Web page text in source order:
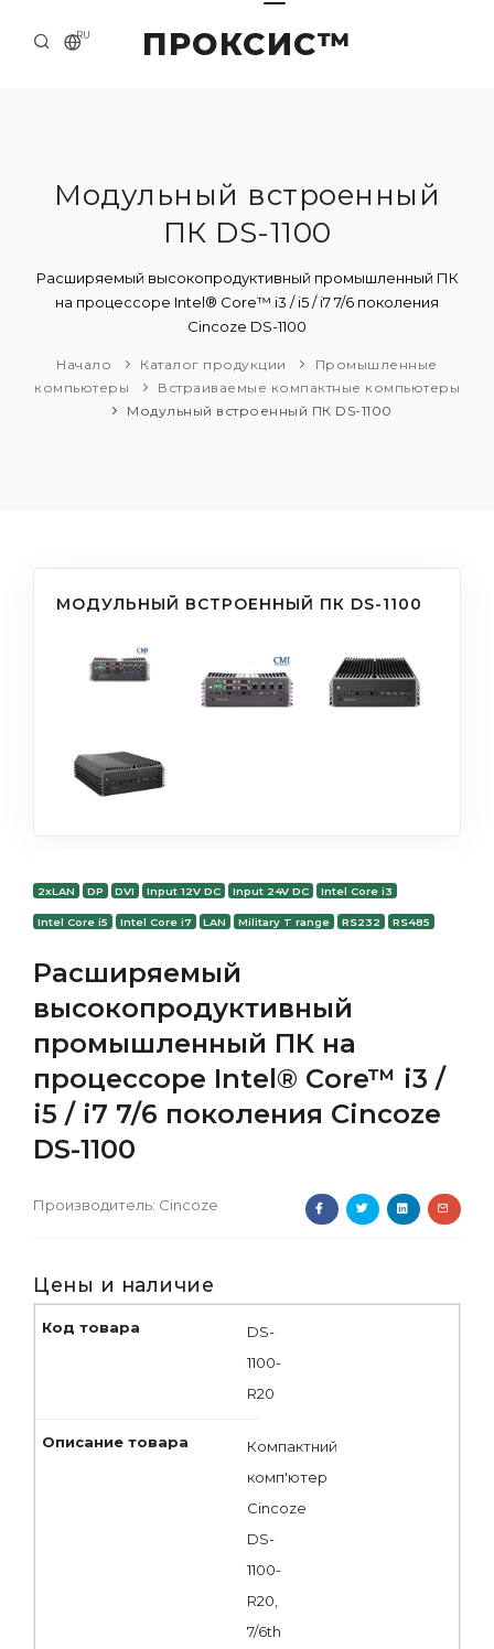
ПРОКСИС™
RU
О КОМПАНИИ
ПРИМЕРЫ И РЕШЕНИЯ
КАТАЛОГ ПРОДУКЦИИ
Модульный встроенный
ПК DS-1100
Расширяемый высокопродуктивный промышленный ПК
на процессоре Intel® Core™ i3 / i5 / i7 7/6 поколения
Cincoze DS-1100
Начало Каталог продукции
Промышленные
компьютеры
Встраиваемые компактные компьютеры
Модульный встроенный ПК DS-1100
МОДУЛЬНЫЙ ВСТРОЕННЫЙ ПК DS-1100
2xLAN DP DVI Input 12V DC Input 24V DC Intel Core i3
Intel Core i5 Intel Core i7 LAN Military T range RS232 RS485
Расширяемый
высокопродуктивный
промышленный ПК на
процессоре Intel® Core™ i3 /
i5 / i7 7/6 поколения Cincoze
DS-1100
Производитель: Cincoze
Цены и наличие
DS-
1100-
R20
Компактний
комп'ютер
Cincoze
DS-
1100-
R20,
7/6th